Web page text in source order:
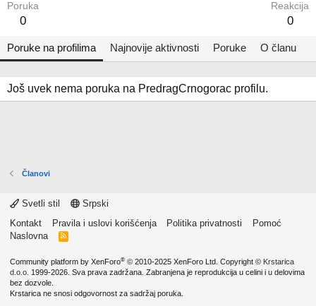
Poruka
0
Reakcija
0
Poruke na profilima Najnovije aktivnosti Poruke O članu
Još uvek nema poruka na PredragCrnogorac profilu.
Članovi
Svetli stil
Srpski
Kontakt
Pravila i uslovi korišćenja Politika privatnosti
Pomoć
Naslovna
R
Community platform by XenForo® © 2010-2025 XenForo Ltd. Copyright © Krstarica
d.o.o. 1999-2026. Sva prava zadržana. Zabranjena je reprodukcija u celini i u delovima
bez dozvole.
Krstarica ne snosi odgovornost za sadržaj poruka.